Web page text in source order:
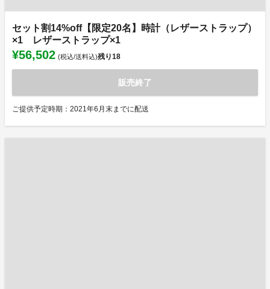
セット割14%off【限定20名】時計（レザーストラップ）
×1 レザーストラップ×1
¥56,502 (税込/送料込)残り18
販売終了
ご提供予定時期：2021年6月末までに配送